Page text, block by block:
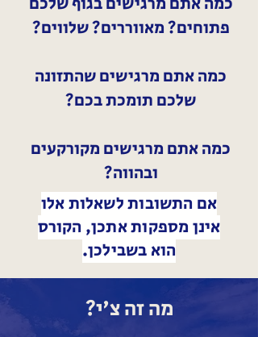
פתוחים? מאווררים? שלווים?
כמה אתם מרגישים שהתזונה
שלכם תומכת בכם?
כמה אתם מרגישים מקורקעים
ובהווה?
אם התשובות לשאלות אלו
אינן מספקות אתכן, הקורס
הוא בשבילכן.
מה זה צ'י?